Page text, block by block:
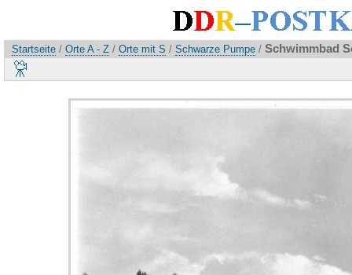
Startseite / Orte A - Z / Orte mit S / Schwarze Pumpe / Schwimmbad